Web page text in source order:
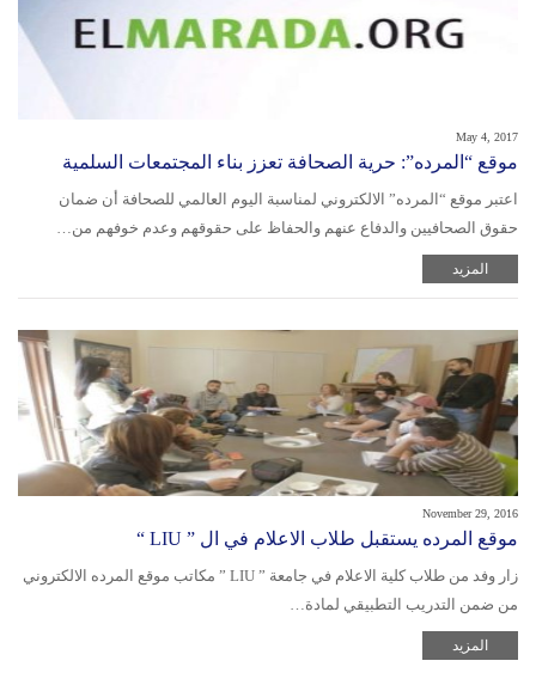
May 4, 2017
موقع “المرده”: حرية الصحافة تعزز بناء المجتمعات السلمية
اعتبر موقع “المرده” الالكتروني لمناسبة اليوم العالمي للصحافة أن ضمان
حقوق الصحافيين والدفاع عنهم والحفاظ على حقوقهم وعدم خوفهم من…
المزيد
November 29, 2016
موقع المرده يستقبل طلاب الاعلام في ال ” LIU “
زار وفد من طلاب كلية الاعلام في جامعة ” LIU ” مكاتب موقع المرده الالكتروني
من ضمن التدريب التطبيقي لمادة…
المزيد